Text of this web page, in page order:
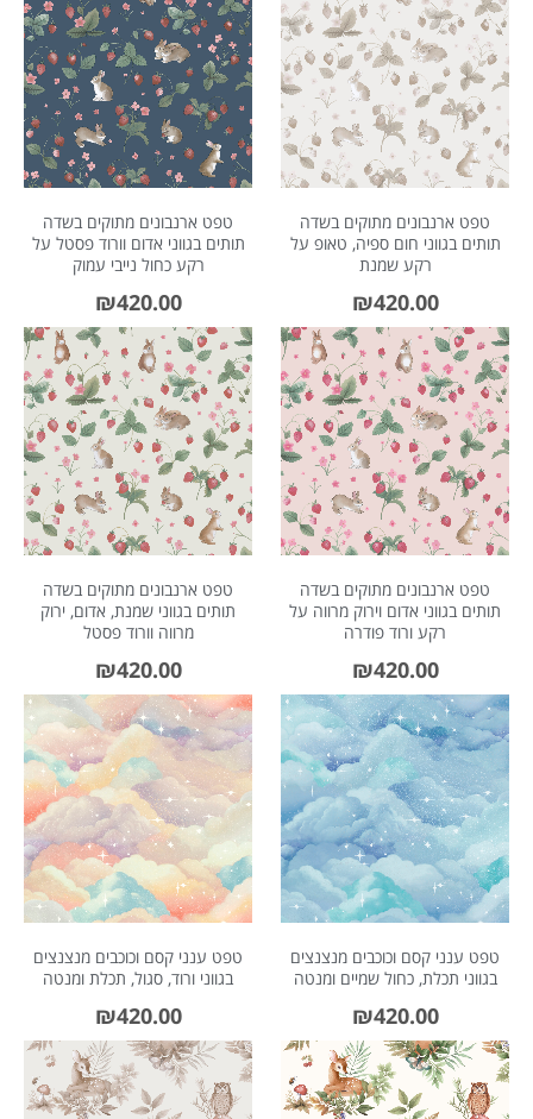
About Envato
Careers
Privacy Policy
Sitemap
Blog
Forums
Meetups
טפט ארנבונים מתוקים בשדה
תותים בגווני חום ספיה, טאופ על
רקע שמנת
₪420.00
טפט ארנבונים מתוקים בשדה
תותים בגווני אדום וורוד פסטל על
רקע כחול נייבי עמוק
₪420.00
טפט ארנבונים מתוקים בשדה
תותים בגווני אדום וירוק מרווה על
רקע ורוד פודרה
₪420.00
טפט ארנבונים מתוקים בשדה
תותים בגווני שמנת, אדום, ירוק
מרווה וורוד פסטל
₪420.00
טפט ענני קסם וכוכבים מנצנצים
בגווני תכלת, כחול שמיים ומנטה
₪420.00
טפט ענני קסם וכוכבים מנצנצים
בגווני ורוד, סגול, תכלת ומנטה
₪420.00